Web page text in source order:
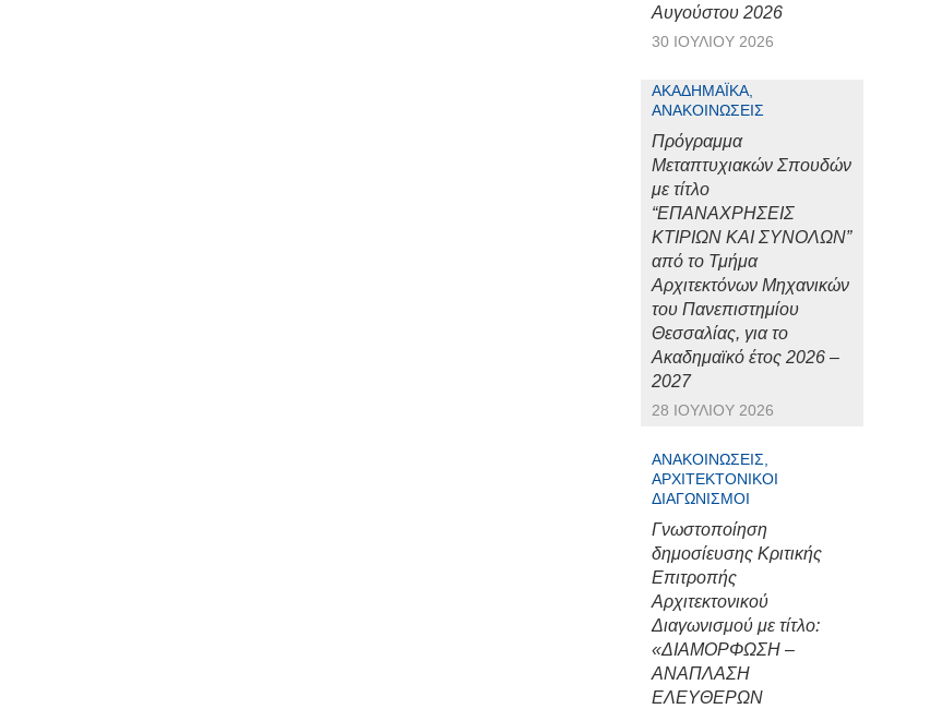
Αυγούστου 2026
30 ΙΟΥΛΊΟΥ 2026
ΑΚΑΔΗΜΑΪΚΆ,
ΑΝΑΚΟΙΝΏΣΕΙΣ
Πρόγραμμα
Μεταπτυχιακών Σπουδών
με τίτλο
“ΕΠΑΝΑΧΡΗΣΕΙΣ
ΚΤΙΡΙΩΝ ΚΑΙ ΣΥΝΟΛΩΝ”
από το Τμήμα
Αρχιτεκτόνων Μηχανικών
του Πανεπιστημίου
Θεσσαλίας, για το
Ακαδημαϊκό έτος 2026 –
2027
28 ΙΟΥΛΊΟΥ 2026
ΑΝΑΚΟΙΝΏΣΕΙΣ,
ΑΡΧΙΤΕΚΤΟΝΙΚΟΊ
ΔΙΑΓΩΝΙΣΜΟΊ
Γνωστοποίηση
δημοσίευσης Κριτικής
Επιτροπής
Αρχιτεκτονικού
Διαγωνισμού με τίτλο:
«ΔΙΑΜΟΡΦΩΣΗ –
ΑΝΑΠΛΑΣΗ
ΕΛΕΥΘΕΡΩΝ